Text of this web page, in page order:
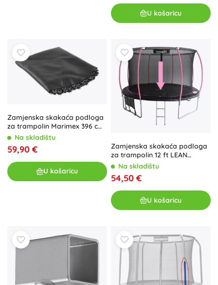
U košaricu
Zamjenska skakaća podloga
za trampolin Marimex 396 cm
(80 opruga, promjer 345 cm)
Na skladištu
59,90 €
U košaricu
Zamjenska skakaća podloga
za trampolin 12 ft LEAN
SPORT MAX
Na skladištu
54,50 €
U košaricu